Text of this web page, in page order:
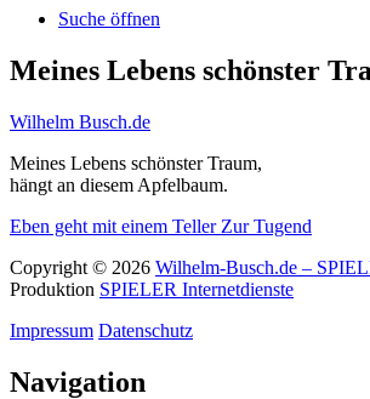
Suche öffnen
Meines Lebens schönster
Wilhelm Busch.de
Meines Lebens schönster Traum,
hängt an diesem Apfelbaum.
Eben geht mit einem Teller Zur Tugend
Copyright © 2026 Wilhelm-Busch.de –
Produktion SPIELER Internetdienste
Impressum Datenschutz
Navigation